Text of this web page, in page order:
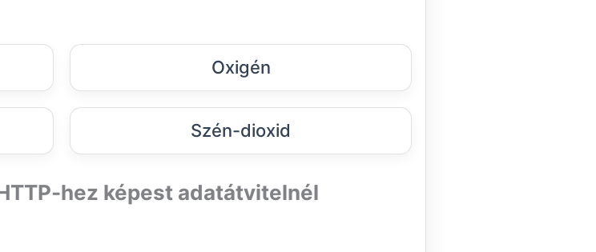
Oxigén
Szén-dioxid
hez képest adatátvitelnél